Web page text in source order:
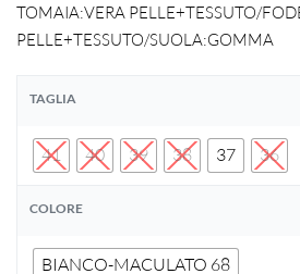
TOMAIA:VERA PELLE+TESSUTO/
PELLE+TESSUTO/SUOLA:GOMMA
TAGLIA
41 40 39 38 37 36
COLORE
BIANCO-MACULATO 68